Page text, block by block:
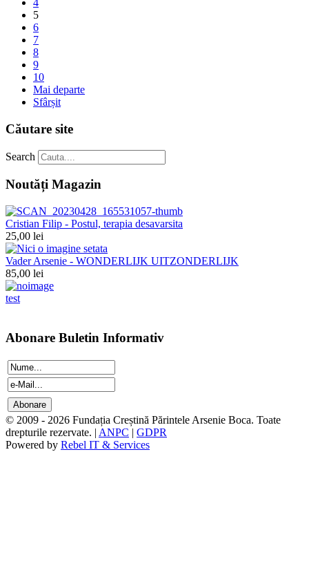
4
5
6
7
8
9
10
Mai departe
Sfârșit
Căutare site
Search
Noutăți Magazin
Cristian Filip - Postul, terapia desavarsita
25,00 lei
Vader Arsenie - WONDERLIJK UITZONDERLIJK
85,00 lei
test
Abonare Buletin Informativ
© 2009 - 2026 Fundația Creștină Părintele Arsenie Boca. Toate
drepturile rezervate. | ANPC | GDPR
Powered by Rebel IT & Services